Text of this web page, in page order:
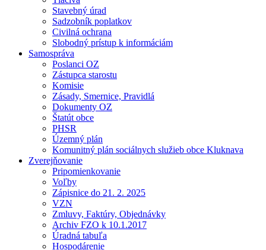
Stavebný úrad
Sadzobník poplatkov
Civilná ochrana
Slobodný prístup k informáciám
Samospráva
Poslanci OZ
Zástupca starostu
Komisie
Zásady, Smernice, Pravidlá
Dokumenty OZ
Štatút obce
PHSR
Územný plán
Komunitný plán sociálnych služieb obce Kluknava
Zverejňovanie
Pripomienkovanie
Voľby
Zápisnice do 21. 2. 2025
VZN
Zmluvy, Faktúry, Objednávky
Archiv FZO k 10.1.2017
Úradná tabuľa
Hospodárenie